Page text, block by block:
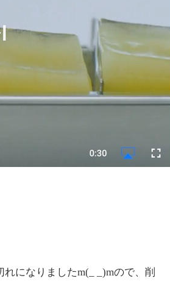
になりましたm(_ _)mので、削